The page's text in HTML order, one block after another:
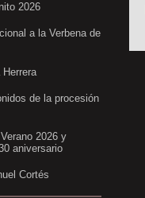
2026
a la Verbena de
de la procesión
2026 y
aniversario
Cortés